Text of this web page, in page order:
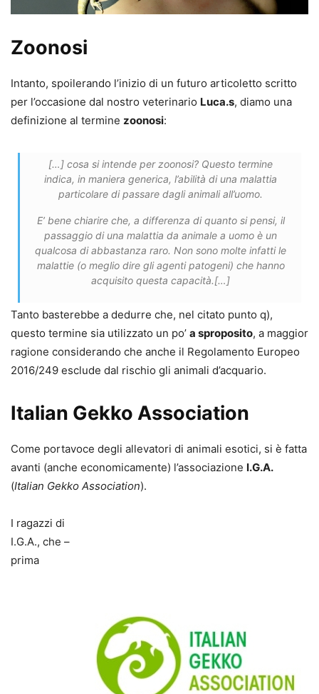
Zoonosi
Intanto, spoilerando l’inizio di un futuro articoletto scritto
per l’occasione dal nostro veterinario Luca.s, diamo una
definizione al termine zoonosi:
[…] cosa si intende per zoonosi? Questo termine
indica, in maniera generica, l’abilità di una malattia
particolare di passare dagli animali all’uomo.
E’ bene chiarire che, a differenza di quanto si pensi, il
passaggio di una malattia da animale a uomo è un
qualcosa di abbastanza raro. Non sono molte infatti le
malattie (o meglio dire gli agenti patogeni) che hanno
acquisito questa capacità.[…]
Tanto basterebbe a dedurre che, nel citato punto q),
questo termine sia utilizzato un po’ a sproposito, a maggior
ragione considerando che anche il Regolamento Europeo
2016/249 esclude dal rischio gli animali d’acquario.
Italian Gekko Association
Come portavoce degli allevatori di animali esotici, si è fatta
avanti (anche economicamente) l’associazione I.G.A.
(Italian Gekko Association).
I ragazzi di
I.G.A., che –
prima